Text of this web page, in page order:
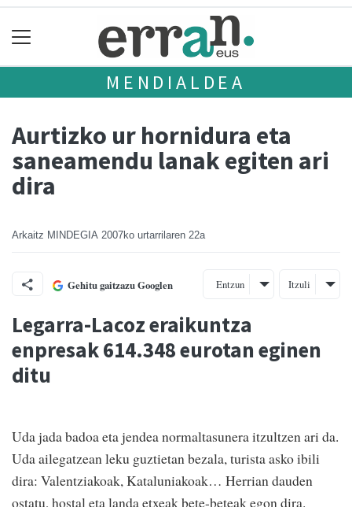
MENDIALDEA
Aurtizko ur hornidura eta
saneamendu lanak egiten ari
dira
Arkaitz MINDEGIA 2007ko urtarrilaren 22a
Gehitu gaitzazu Googlen Entzun Itzuli
Legarra-Lacoz eraikuntza
enpresak 614.348 eurotan eginen
ditu
Uda jada badoa eta jendea normaltasunera itzultzen ari da.
Uda ailegatzean leku guztietan bezala, turista asko ibili
dira: Valentziakoak, Kataluniakoak… Herrian dauden
ostatu, hostal eta landa etxeak bete-beteak egon dira.